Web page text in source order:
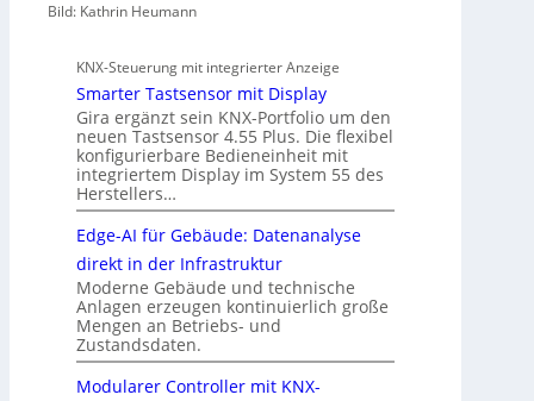
Bild: Kathrin Heumann
KNX-Steuerung mit integrierter Anzeige
Smarter Tastsensor mit Display
Gira ergänzt sein KNX-Portfolio um den
neuen Tastsensor 4.55 Plus. Die flexibel
konfigurierbare Bedieneinheit mit
integriertem Display im System 55 des
Herstellers…
Edge-AI für Gebäude: Datenanalyse
direkt in der Infrastruktur
Moderne Gebäude und technische
Anlagen erzeugen kontinuierlich große
Mengen an Betriebs- und
Zustandsdaten.
Modularer Controller mit KNX-